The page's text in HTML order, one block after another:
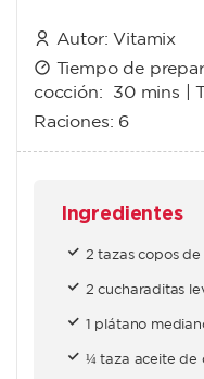
Autor: Vitamix
Tiempo de
cocción: 30 mins |
Raciones: 6
Ingredientes
2 tazas copos
2 cucharaditas
1 plátano
¼ taza aceite de